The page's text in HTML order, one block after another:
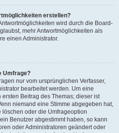
erstellen?
wird durch die Board-
mehr Antwortmöglichkeiten als
einen Administrator.
Umfrage?
nur vom ursprünglichen Verfasser,
bearbeitet werden. Um eine
Beitrag des Themas; dieser ist
niemand eine Stimme abgegeben hat,
oder die Umfrageoption
Benutzer abgestimmt haben, so kann
oder Administratoren geändert oder